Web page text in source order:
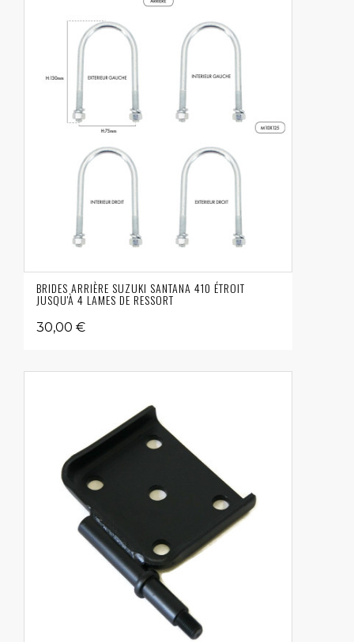
BRIDES ARRIÈRE SUZUKI SANTANA 410 ÉTROIT
JUSQU'À 4 LAMES DE RESSORT
30,00 €